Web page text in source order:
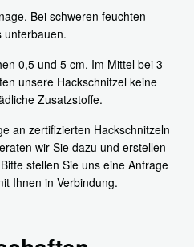
Bei schweren feuchten
unterbauen.
0,5 und 5 cm. Im Mittel bei 3
unsere Hackschnitzel keine
Zusatzstoffe.
an zertifizierten Hackschnitzeln
wir Sie dazu und erstellen
stellen Sie uns eine Anfrage
Ihnen in Verbindung.